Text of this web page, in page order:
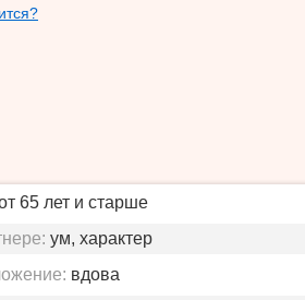
65 лет и старше
ум, характер
вдова